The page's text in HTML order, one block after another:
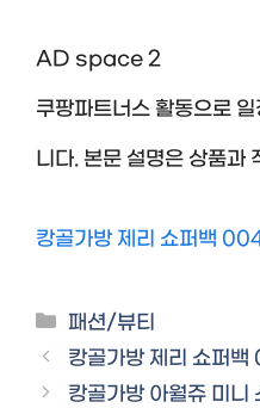
AD space 2
쿠팡파트너스 활동으로
니다. 본문 설명은 상품과
캉골가방 제리 쇼퍼백
Categories
패션/뷰티
캉골가방 제리 쇼퍼
캉골가방 아월쥬 미니